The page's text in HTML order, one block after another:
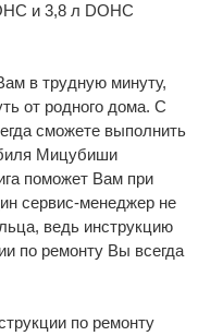
и 3,8 л DOHC
в трудную минуту,
от родного дома. С
сможете выполнить
Мицубиши
поможет Вам при
сервис-менеджер не
ведь инструкцию
по ремонту Вы всегда
по ремонту